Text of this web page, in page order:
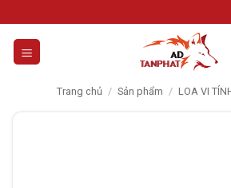
to
content
Trang chủ / Sản phẩm / LOA VI